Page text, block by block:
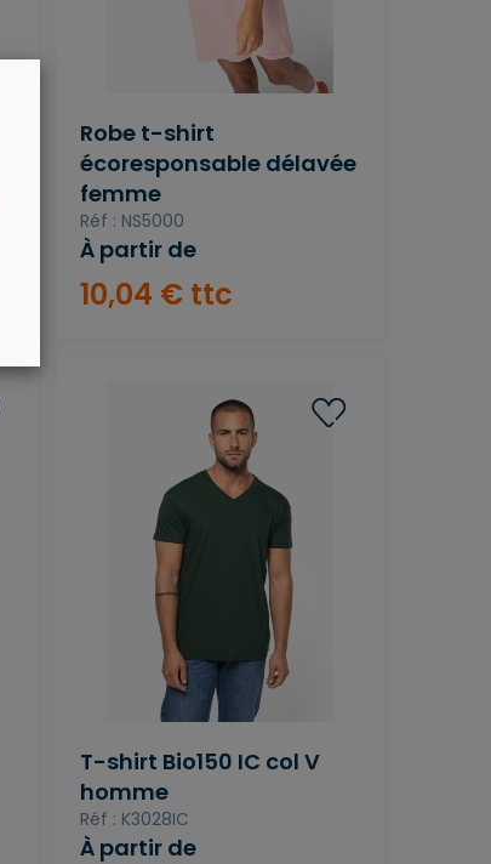
Robe t-shirt
écoresponsable délavée
femme
Réf : NS5000
À partir de
10,04 € ttc
T-shirt Bio150 IC col V
homme
Réf : K3028IC
À partir de